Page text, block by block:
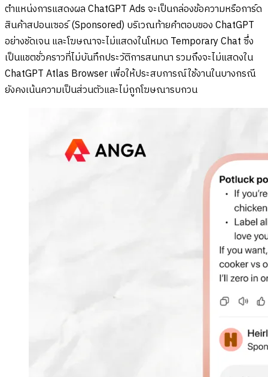
ตำแหน่งการแสดงผล ChatGPTAds จะเป็นกล่องข้อความหรือการ์ด
สินค้าสปอนเซอร์ (Sponsored) บริเวณท้ายคำตอบของ ChatGPT
อย่างชัดเจน และโฆษณาจะไม่แสดงในโหมด Temporary Chat ซึ่ง
เป็นแชตชั่วคราวที่ไม่บันทึกประวัติการสนทนา รวมถึงจะไม่แสดงใน
ChatGPT Atlas Browser เพื่อให้ประสบการณ์ใช้งานในบางกรณี
ยังคงเน้นความเป็นส่วนตัวและไม่ถูกโฆษณารบกวน